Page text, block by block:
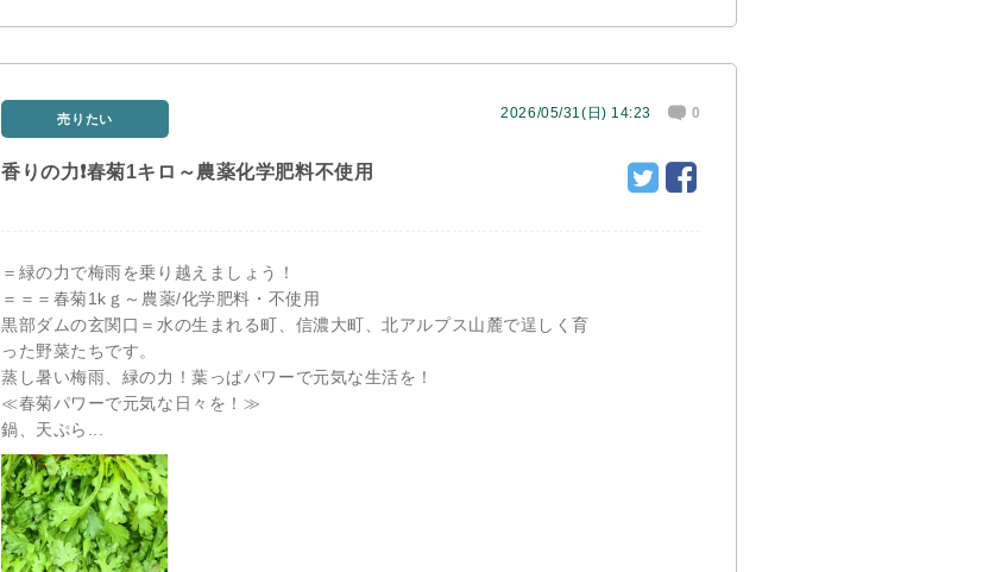
売りたい 2026/05/31(日) 14:23 0
香りの力❗春菊1キロ～農薬化学肥料不使用
＝緑の力で梅雨を乗り越えましょう！
＝＝＝春菊1kｇ～農薬/化学肥料・不使用
黒部ダムの玄関口＝水の生まれる町、信濃大町、北アルプス山麓で逞しく育
った野菜たちです。
蒸し暑い梅雨、緑の力！葉っぱパワーで元気な生活を！
≪春菊パワーで元気な日々を！≫
鍋、天ぷら...